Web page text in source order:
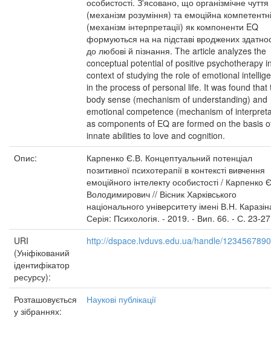
особистості. З'ясовано, що організмічне чуття
(механізм розуміння) та емоційна
(механізм інтерпретації) як компоненти EQ
формуються на на підставі вроджених
до любові й пізнання. The article analyzes the
conceptual potential of positive psychotherapy
context of studying the role of emotional
in the process of personal life. It was found that
body sense (mechanism of understanding) and
emotional competence (mechanism of
as components of EQ are formed on the basis
innate abilities to love and cognition.
Опис:
Карпенко Є.В. Концептуальний потенціал
позитивної психотерапії в контексті вивчення
емоційного інтелекту особистості / Карпенко
Володимирович // Вісник Харківського
національного університету імені В.Н.
Серія: Психологія. - 2019. - Вип. 66. - С. 23-
URI
(Уніфікований
ідентифікатор
ресурсу):
http://dspace.lvduvs.edu.ua/handle/
Розташовується
у зібраннях:
Наукові публікації